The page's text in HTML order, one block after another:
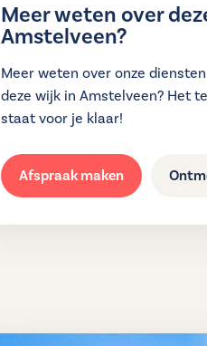
Meer weten over
Amstelveen?
Meer weten over onze
deze wijk in Amstelveen? Het
staat voor je klaar!
Afspraak maken